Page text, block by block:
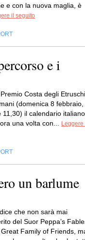
e con la nuova maglia, è
il seguito
e i
Costa degli Etruschi
(domenica 8 febbraio,
11,30) il calendario italiano
una volta con...
Leggere
un barlume
che non sarà mai
del Suor Peppa’s
Family of Friends,